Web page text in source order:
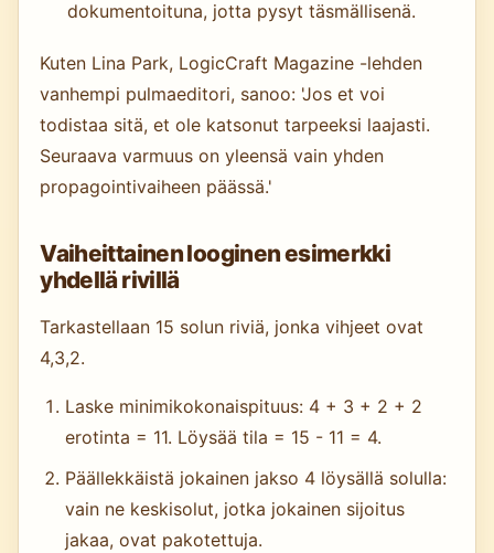
dokumentoituna, jotta pysyt täsmällisenä.
Kuten Lina Park, LogicCraft Magazine -lehden
vanhempi pulmaeditori, sanoo: 'Jos et voi
todistaa sitä, et ole katsonut tarpeeksi laajasti.
Seuraava varmuus on yleensä vain yhden
propagointivaiheen päässä.'
Vaiheittainen looginen esimerkki
yhdellä rivillä
Tarkastellaan 15 solun riviä, jonka vihjeet ovat
4,3,2.
Laske minimikokonaispituus: 4 + 3 + 2 + 2
erotinta = 11. Löysää tila = 15 - 11 = 4.
Päällekkäistä jokainen jakso 4 löysällä solulla:
vain ne keskisolut, jotka jokainen sijoitus
jakaa, ovat pakotettuja.